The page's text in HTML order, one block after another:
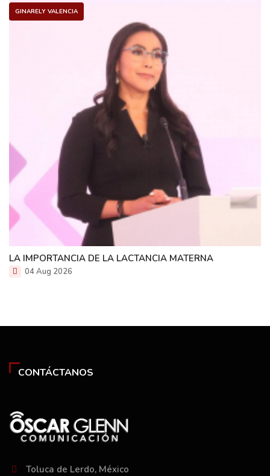
GINARELY VALENCIA
LA IMPORTANCIA DE LA LACTANCIA MATERNA
04 Aug 2026
CONTÁCTANOS
Toluca de Lerdo, México